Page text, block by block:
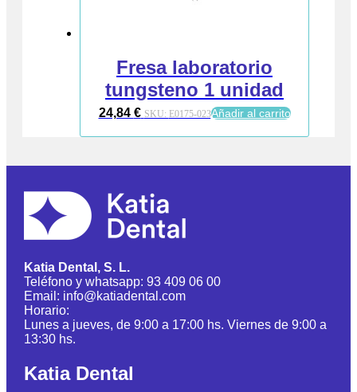
Fresa laboratorio
tungsteno 1 unidad
24,84 € SKU: E0175-023Añadir al carrito
Katia Dental, S. L.
Teléfono y whatsapp: 93 409 06 00
Email: info@katiadental.com
Horario:
Lunes a jueves, de 9:00 a 17:00 hs. Viernes de 9:00 a
13:30 hs.
Katia Dental